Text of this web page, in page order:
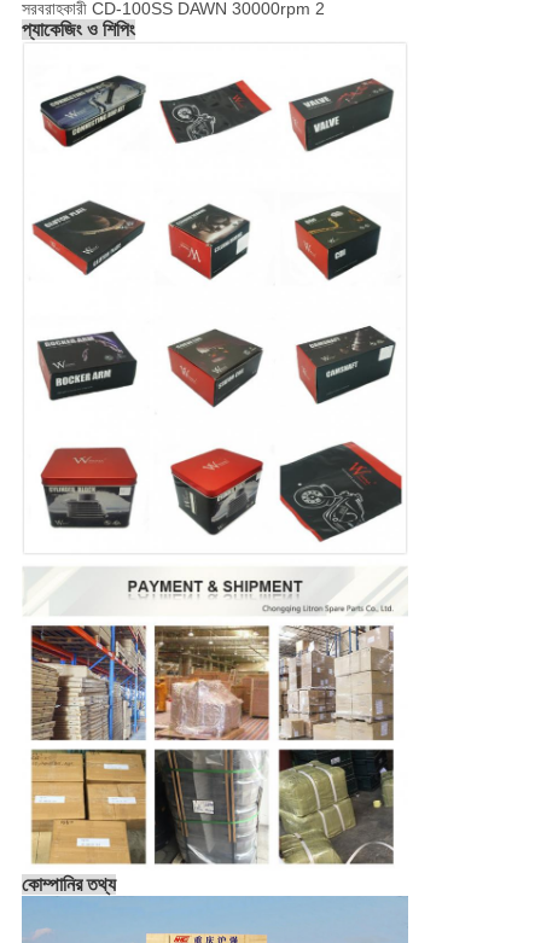
প্যাকেজিং ও শিপিং
কোম্পানির তথ্য